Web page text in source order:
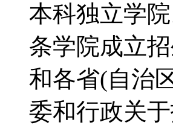
本科独立
条学院成立
和各省(自治
委和行政关